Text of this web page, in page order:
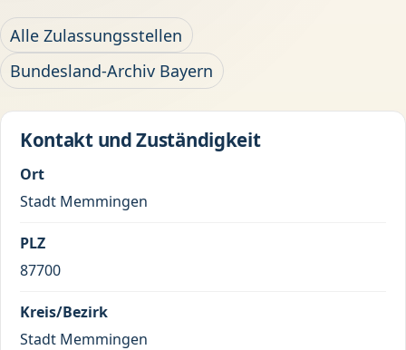
Alle Zulassungsstellen
Bundesland-Archiv Bayern
Kontakt und Zuständigkeit
Ort
Stadt Memmingen
PLZ
87700
Kreis/Bezirk
Stadt Memmingen